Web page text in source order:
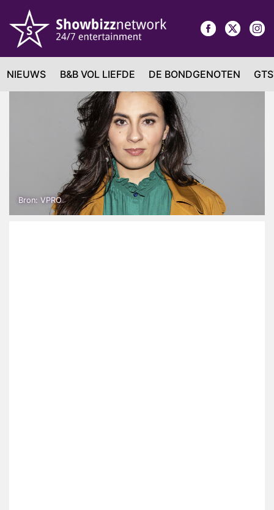
NIEUWS B&B VOL LIEFDE DE BONDGENOTEN
Bron: VPRO